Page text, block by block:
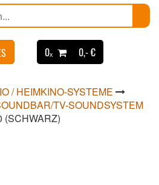
0ₓ 0,- €
/ HEIMKINO-SYSTEME
TV-SOUNDSYSTEM
(SCHWARZ)